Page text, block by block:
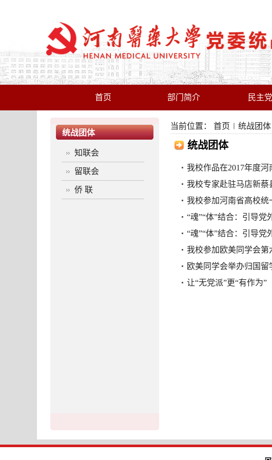
首页 部门简介 民主
统战团体
知联会
留联会
侨 联
当前位置： 首页 统战团体
统战团体
我校作品在2017年度
我校专家赴驻马店新
我校参加河南省高校
“魂”“体”结合：引导
“魂”“体”结合：引导
我校参加欧美同学会
欧美同学会举办归国
让“无党派”更“有作为”